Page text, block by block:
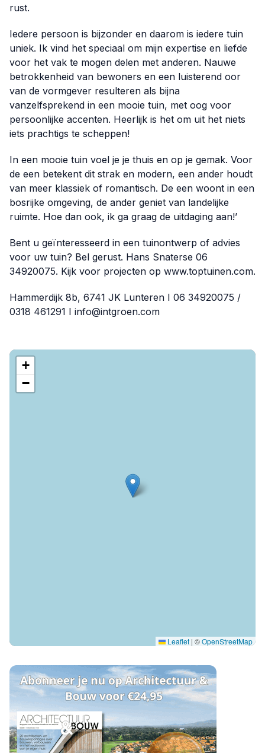
rust.
Iedere persoon is bijzonder en daarom is iedere tuin
uniek. Ik vind het speciaal om mijn expertise en liefde
voor het vak te mogen delen met anderen. Nauwe
betrokkenheid van bewoners en een luisterend oor
van de vormgever resulteren als bijna
vanzelfsprekend in een mooie tuin, met oog voor
persoonlijke accenten. Heerlijk is het om uit het niets
iets prachtigs te scheppen!
In een mooie tuin voel je je thuis en op je gemak. Voor
de een betekent dit strak en modern, een ander houdt
van meer klassiek of romantisch. De een woont in een
bosrijke omgeving, de ander geniet van landelijke
ruimte. Hoe dan ook, ik ga graag de uitdaging aan!’
Bent u geïnteresseerd in een tuinontwerp of advies
voor uw tuin? Bel gerust. Hans Snaterse 06
34920075. Kijk voor projecten op www.toptuinen.com.
Hammerdijk 8b, 6741 JK Lunteren I 06 34920075 /
0318 461291 I info@intgroen.com
+
−
Leaflet | ©OpenStreetMap